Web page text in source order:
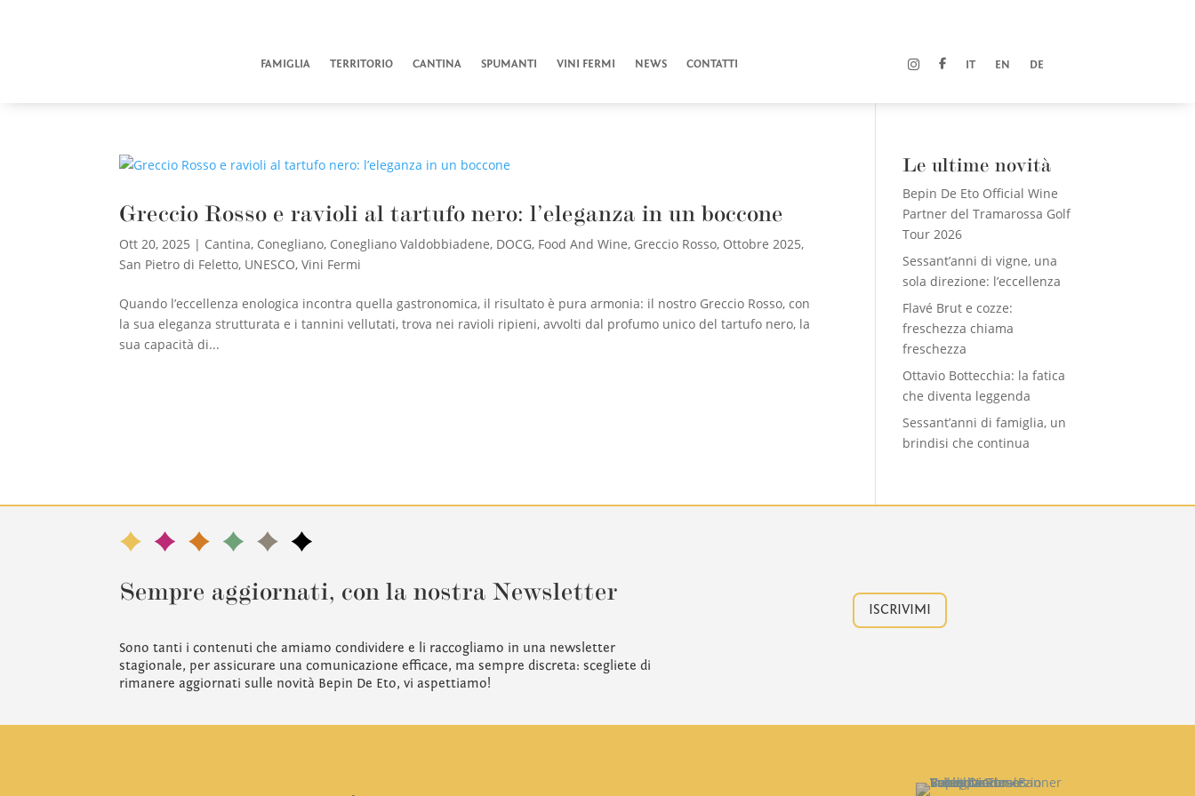
FAMIGLIA TERRITORIO CANTINA SPUMANTI VINI FERMI NEWS CONTATTI IT EN DE
Greccio Rosso e ravioli al tartufo nero: l’eleganza in un boccone
Ott 20, 2025 | Cantina, Conegliano, Conegliano Valdobbiadene, DOCG, Food And Wine, Greccio Rosso, Ottobre 2025,
San Pietro di Feletto, UNESCO,Vini Fermi
Quando l’eccellenza enologica incontra quella gastronomica, il risultato è pura armonia: il nostro Greccio Rosso, con
la sua eleganza strutturata e i tannini vellutati, trova nei ravioli ripieni, avvolti dal profumo unico del tartufo nero, la
sua capacità di...
Le ultime novità
Bepin De Eto Official Wine
Partner del Tramarossa Golf
Tour 2026
Sessant’anni di vigne, una
sola direzione: l’eccellenza
Flavé Brut e cozze:
freschezza chiama
freschezza
Ottavio Bottecchia: la fatica
che diventa leggenda
Sessant’anni di famiglia, un
brindisi che continua
Sempre aggiornati, con la nostra Newsletter
Sono tanti i contenuti che amiamo condividere e li raccogliamo in una newsletter
stagionale, per assicurare una comunicazione efficace, ma sempre discreta: scegliete di
rimanere aggiornati sulle novità Bepin De Eto, vi aspettiamo!
ISCRIVIMI